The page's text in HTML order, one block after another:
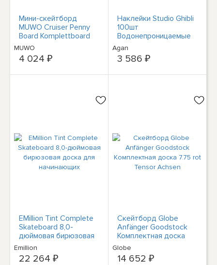
Мини-скейтборд
MUWO Cruiser Penny
Board Komplettboard
55 x 15 x 9 см neu
MUWO
4 024 ₽
Наклейки Studio Ghibli
100шт
Водонепроницаемые
виниловые аниме-
наклейки для детей и
подростков Adu
Agan
3 586 ₽
EMillion Tint Complete
Skateboard 8,0-
дюймовая бирюзовая
доска для
начинающих
Emillion
22 264 ₽
Скейтборд Globe
Anfänger Goodstock
Комплектная доска
7.75 rot Tensor Achsen
Globe
14 652 ₽